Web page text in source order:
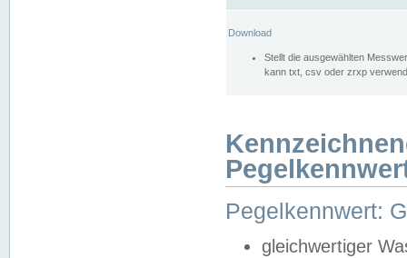
Download
Stellt die ausgewählten
kann txt, csv oder zrxp
Pegelkennwert:
gleichwertiger